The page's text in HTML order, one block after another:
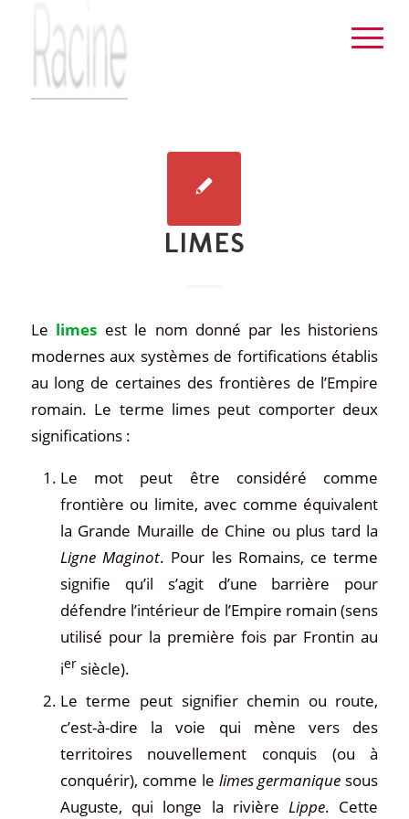
LIMES
Le limes est le nom donné par les historiens
modernes aux systèmes de fortifications établis
au long de certaines des frontières de l’Empire
romain. Le terme limes peut comporter deux
significations :
Le mot peut être considéré comme
frontière ou limite, avec comme équivalent
la Grande Muraille de Chine ou plus tard la
Ligne Maginot. Pour les Romains, ce terme
signifie qu’il s’agit d’une barrière pour
défendre l’intérieur de l’Empire romain (sens
utilisé pour la première fois par Frontin au
iersiècle).
Le terme peut signifier chemin ou route,
c’est-à-dire la voie qui mène vers des
territoires nouvellement conquis (ou à
conquérir), comme le limes germanique sous
Auguste, qui longe la rivièreLippe. Cette